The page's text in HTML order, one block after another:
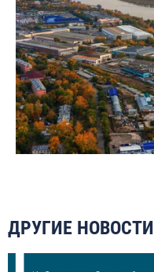
ДРУГИЕ НОВОСТИ